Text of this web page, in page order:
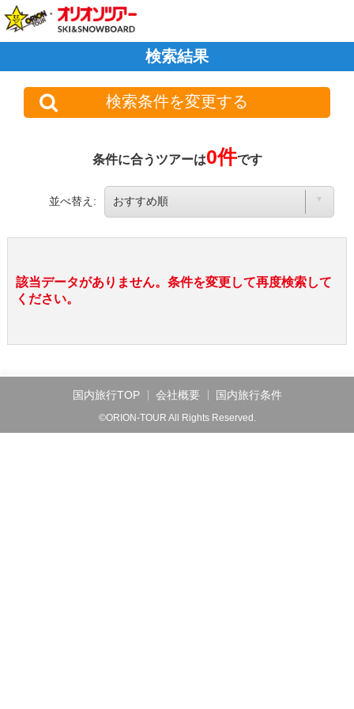
検索結果
検索条件を変更する
条件に合うツアーは0件です
並べ替え:
該当データがありません。条件を変更して再度検索して
ください。
国内旅行TOP 会社概要 国内旅行条件
©ORION-TOUR All Rights Reserved.